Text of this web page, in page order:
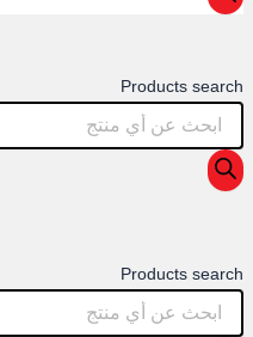
Products search
Products search